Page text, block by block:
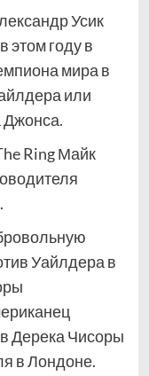
Усик
этом году в
мира в
или
Джонса.
Ring Майк
Уайлдера в
Дерека Чисоры
в Лондоне.